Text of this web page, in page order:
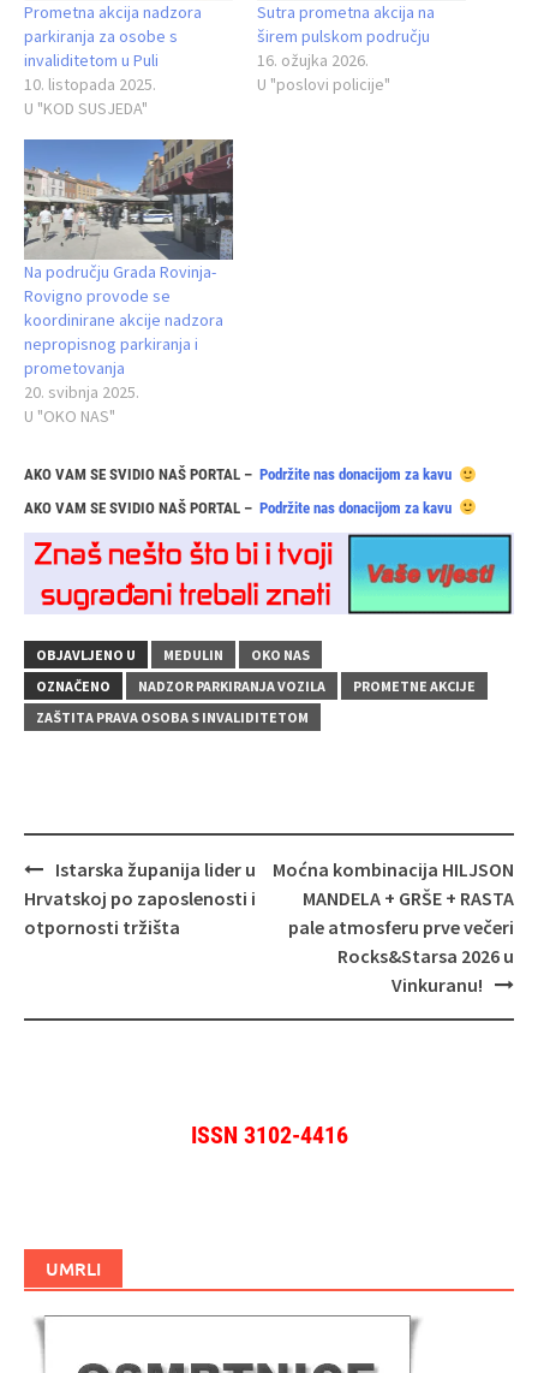
Prometna akcija nadzora
parkiranja za osobe s
invaliditetom u Puli
10. listopada 2025.
U "KOD SUSJEDA"
Sutra prometna akcija na
širem pulskom području
16. ožujka 2026.
U "poslovi policije"
Na području Grada Rovinja-
Rovigno provode se
koordinirane akcije nadzora
nepropisnog parkiranja i
prometovanja
20. svibnja 2025.
U "OKO NAS"
AKO VAM SE SVIDIO NAŠ PORTAL – Podržite nas donacijom za kavu
AKO VAM SE SVIDIO NAŠ PORTAL – Podržite nas donacijom za kavu
OBJAVLJENO U MEDULIN
OKO NAS
OZNAČENO
NADZOR PARKIRANJA VOZILA
PROMETNE AKCIJE
ZAŠTITA PRAVA OSOBA S INVALIDITETOM
Navigacija
objava
Istarska županija lider u
Hrvatskoj po zaposlenosti i
otpornosti tržišta
Moćna kombinacija HILJSON
MANDELA + GRŠE + RASTA
pale atmosferu prve večeri
Rocks&Starsa 2026 u
Vinkuranu!
ISSN 3102-4416
UMRLI